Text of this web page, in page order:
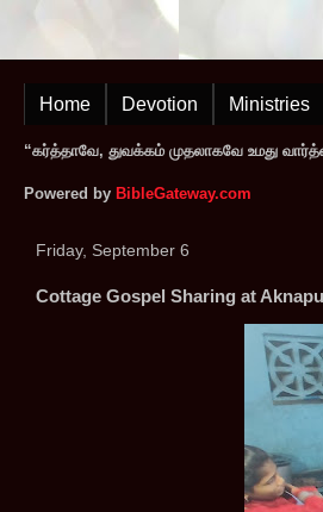
Home Devotion Ministries
“கர்த்தாவே, துவக்கம் முதலாகவே உமது
Powered by BibleGateway.com
Friday, September 6
Cottage Gospel Sharing at